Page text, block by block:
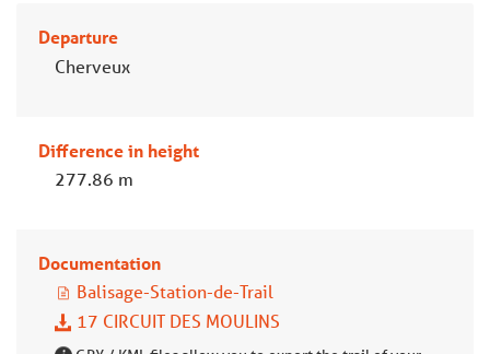
Departure
Cherveux
Difference in height
277.86 m
Documentation
Balisage-Station-de-Trail
17 CIRCUIT DES MOULINS